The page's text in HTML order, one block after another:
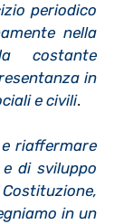
periodico
nella
costante
in
e civili.
riaffermare
di sviluppo
in un